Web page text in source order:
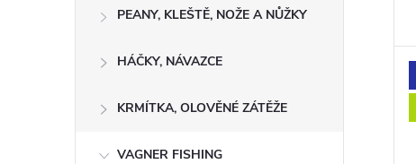
PEANY, KLEŠTĚ, NOŽE A NŮŽKY
HÁČKY, NÁVAZCE
KRMÍTKA, OLOVĚNÉ ZÁTĚŽE
VAGNER FISHING
k
d
u
k